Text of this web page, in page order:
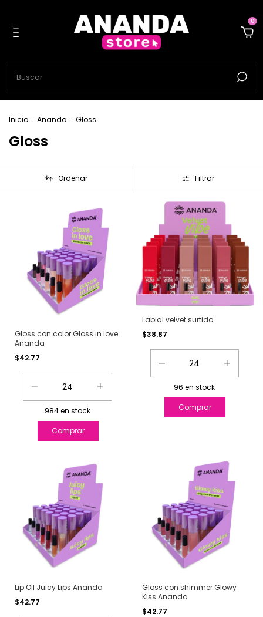
0
Inicio . Ananda . Gloss
Gloss
Ordenar Filtrar
Gloss con color Gloss in love
Ananda
$42.77
984en stock
Labial velvet surtido
$38.87
96 en stock
Lip Oil Juicy Lips Ananda
$42.77
Gloss con shimmer Glowy
Kiss Ananda
$42.77